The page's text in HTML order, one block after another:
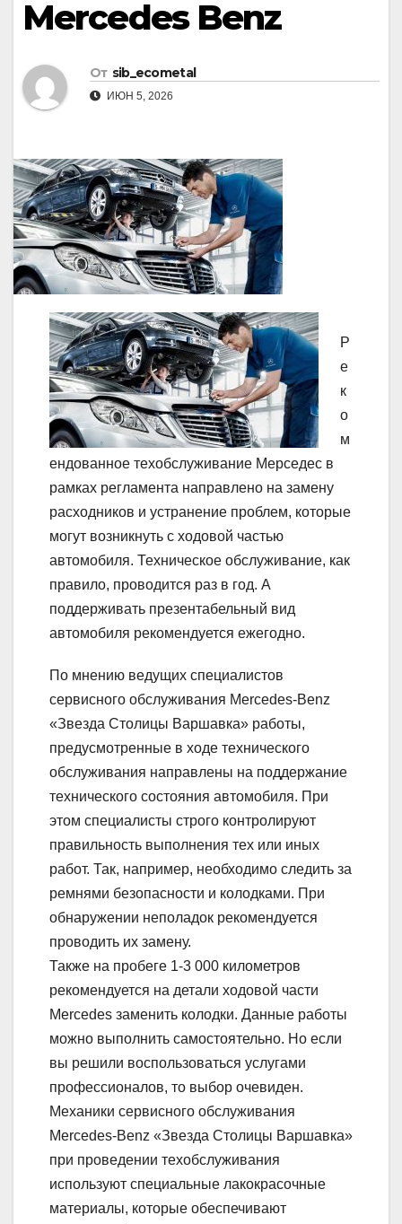
Mercedes Benz
От sib_ecometal
ИЮН 5, 2026
Р
е
к
о
м
ендованное техобслуживание Мерседес в
рамках регламента направлено на замену
расходников и устранение проблем, которые
могут возникнуть с ходовой частью
автомобиля. Техническое обслуживание, как
правило, проводится раз в год. А
поддерживать презентабельный вид
автомобиля рекомендуется ежегодно.
По мнению ведущих специалистов
сервисного обслуживания Mercedes-Benz
«Звезда Столицы Варшавка» работы,
предусмотренные в ходе технического
обслуживания направлены на поддержание
технического состояния автомобиля. При
этом специалисты строго контролируют
правильность выполнения тех или иных
работ. Так, например, необходимо следить за
ремнями безопасности и колодками. При
обнаружении неполадок рекомендуется
проводить их замену.
Также на пробеге 1-3 000 километров
рекомендуется на детали ходовой части
Mercedes заменить колодки. Данные работы
можно выполнить самостоятельно. Но если
вы решили воспользоваться услугами
профессионалов, то выбор очевиден.
Механики сервисного обслуживания
Mercedes-Benz «Звезда Столицы Варшавка»
при проведении техобслуживания
используют специальные лакокрасочные
материалы, которые обеспечивают